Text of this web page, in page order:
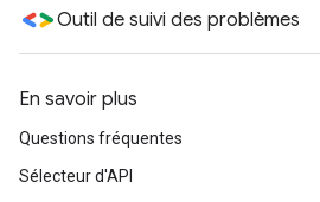
Outil de suivi des problèmes
En savoir plus
Questions fréquentes
Sélecteur d'API